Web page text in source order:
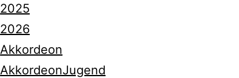
2025
2026
Akkordeon
AkkordeonJugend